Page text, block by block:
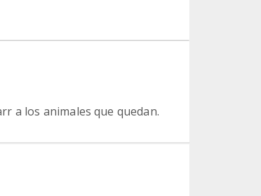
a los animales que quedan.